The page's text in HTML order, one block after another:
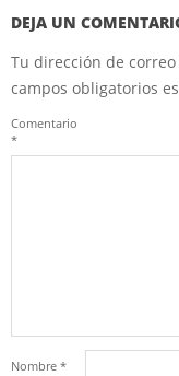
DEJA UN
Tu dirección de
campos obligatorios
Comentario
*
Nombre *